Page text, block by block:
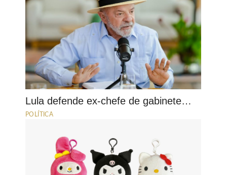
Lula defende ex-chefe de gabinete…
POLÍTICA